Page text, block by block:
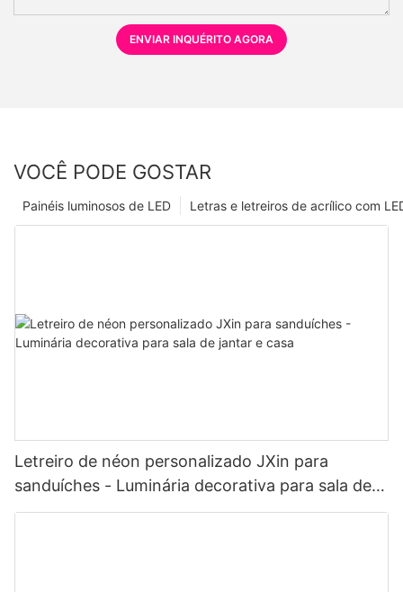
ENVIAR INQUÉRITO AGORA
VOCÊ PODE GOSTAR
Letras e letreiros de acrílico com
Painéis luminosos de LED
Letreiro de néon personalizado JXin para
sanduíches - Luminária decorativa para sala de
jantar e casa